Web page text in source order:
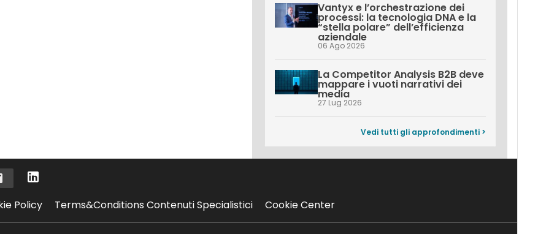
Vantyx e l’orchestrazione dei
processi: la tecnologia DNA e la
“stella polare” dell’efficienza
aziendale
06 Ago 2026
La Competitor Analysis B2B deve
mappare i vuoti narrativi dei
media
27 Lug 2026
Vedi tutti gli approfondimenti >
Policy Terms&Conditions Contenuti Specialistici Cookie Center